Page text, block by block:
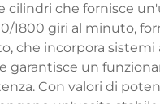
cilindri che fornisce
1800 giri al minuto,
che incorpora sistemi
garantisce un
Con valori di